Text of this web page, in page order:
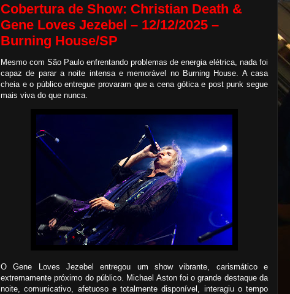
Cobertura de Show: Christian Death &
Gene Loves Jezebel – 12/12/2025 –
Burning House/SP
Mesmo com São Paulo enfrentando problemas de energia elétrica, nada foi
capaz de parar a noite intensa e memorável no Burning House. A casa
cheia e o público entregue provaram que a cena gótica e post punk segue
mais viva do que nunca.
O Gene Loves Jezebel entregou um show vibrante, carismático e
extremamente próximo do público. Michael Aston foi o grande destaque da
noite, comunicativo, afetuoso e totalmente disponível, interagiu o tempo